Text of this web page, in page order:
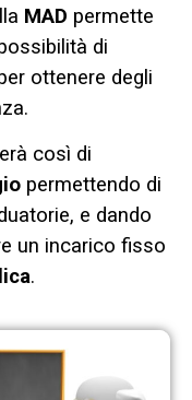
MAD permette
di
ottenere degli
così di
permettendo di
e dando
un incarico fisso
.